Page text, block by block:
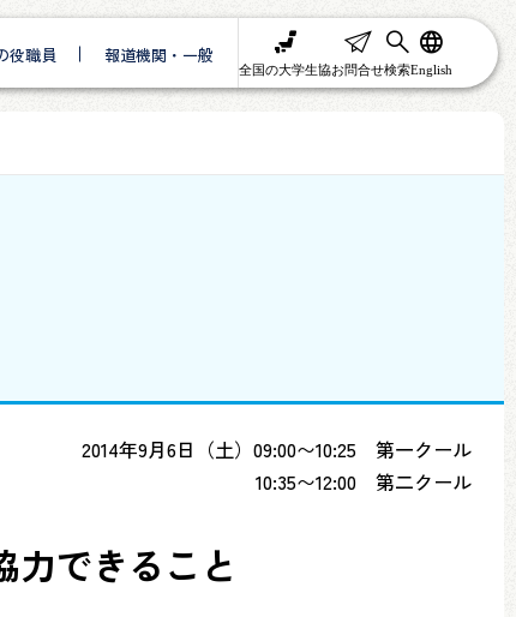
役職員 報道機関・一般
全国の大学生協お問合せ検索English
2014年9月6日（土）09:00〜10:25 第一クール
10:35〜12:00 第二クール
力できること